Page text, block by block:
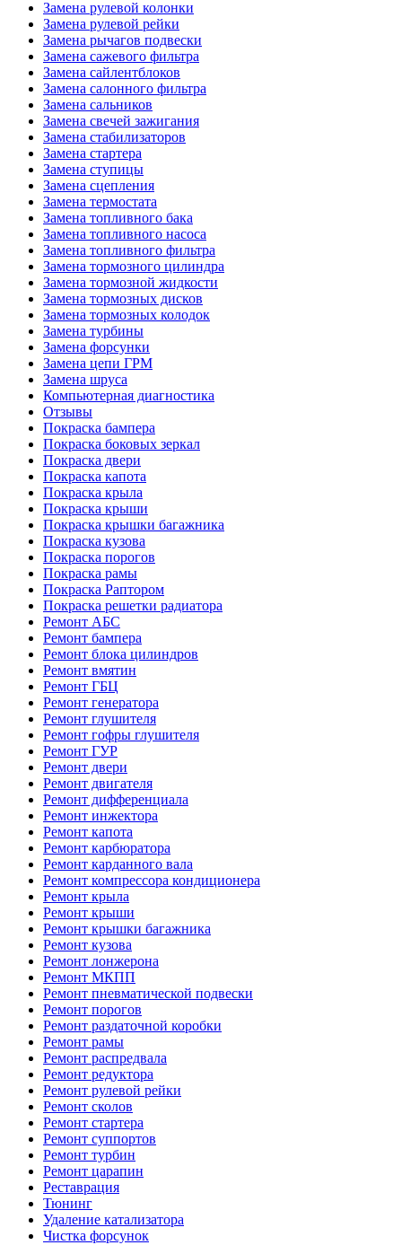
Замена рулевой колонки
Замена рулевой рейки
Замена рычагов подвески
Замена сажевого фильтра
Замена сайлентблоков
Замена салонного фильтра
Замена сальников
Замена свечей зажигания
Замена стабилизаторов
Замена стартера
Замена ступицы
Замена сцепления
Замена термостата
Замена топливного бака
Замена топливного насоса
Замена топливного фильтра
Замена тормозного цилиндра
Замена тормозной жидкости
Замена тормозных дисков
Замена тормозных колодок
Замена турбины
Замена форсунки
Замена цепи ГРМ
Замена шруса
Компьютерная диагностика
Отзывы
Покраска бампера
Покраска боковых зеркал
Покраска двери
Покраска капота
Покраска крыла
Покраска крыши
Покраска крышки багажника
Покраска кузова
Покраска порогов
Покраска рамы
Покраска Раптором
Покраска решетки радиатора
Ремонт АБС
Ремонт бампера
Ремонт блока цилиндров
Ремонт вмятин
Ремонт ГБЦ
Ремонт генератора
Ремонт глушителя
Ремонт гофры глушителя
Ремонт ГУР
Ремонт двери
Ремонт двигателя
Ремонт дифференциала
Ремонт инжектора
Ремонт капота
Ремонт карбюратора
Ремонт карданного вала
Ремонт компрессора кондиционера
Ремонт крыла
Ремонт крыши
Ремонт крышки багажника
Ремонт кузова
Ремонт лонжерона
Ремонт МКПП
Ремонт пневматической подвески
Ремонт порогов
Ремонт раздаточной коробки
Ремонт рамы
Ремонт распредвала
Ремонт редуктора
Ремонт рулевой рейки
Ремонт сколов
Ремонт стартера
Ремонт суппортов
Ремонт турбин
Ремонт царапин
Реставрация
Тюнинг
Удаление катализатора
Чистка форсунок